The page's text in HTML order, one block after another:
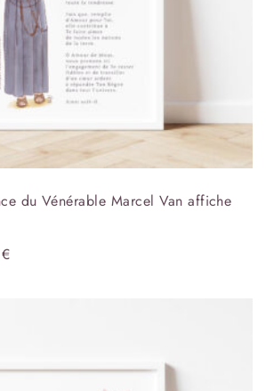
du Vénérable Marcel Van affiche
€